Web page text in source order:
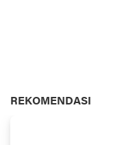
REKOMENDASI